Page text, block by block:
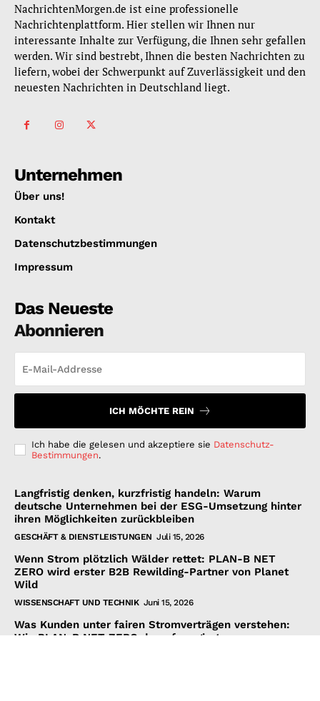
NachrichtenMorgen.de ist eine professionelle
Nachrichtenplattform. Hier stellen wir Ihnen nur
interessante Inhalte zur Verfügung, die Ihnen sehr gefallen
werden. Wir sind bestrebt, Ihnen die besten Nachrichten zu
liefern, wobei der Schwerpunkt auf Zuverlässigkeit und den
neuesten Nachrichten in Deutschland liegt.
Unternehmen
Über uns!
Kontakt
Datenschutzbestimmungen
Impressum
Das Neueste
Abonnieren
ICH MÖCHTE REIN
Ich habe die gelesen und akzeptiere sie Datenschutz-
Bestimmungen.
Langfristig denken, kurzfristig handeln: Warum
deutsche Unternehmen bei der ESG-Umsetzung hinter
ihren Möglichkeiten zurückbleiben
GESCHÄFT & DIENSTLEISTUNGEN Juli 15, 2026
Wenn Strom plötzlich Wälder rettet: PLAN-B NET
ZERO wird erster B2B Rewilding-Partner von Planet
Wild
WISSENSCHAFT UND TECHNIK Juni 15, 2026
Was Kunden unter fairen Stromverträgen verstehen:
Wie PLAN-B NET ZERO darauf reagiert